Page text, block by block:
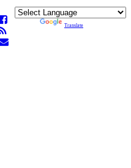
Translate